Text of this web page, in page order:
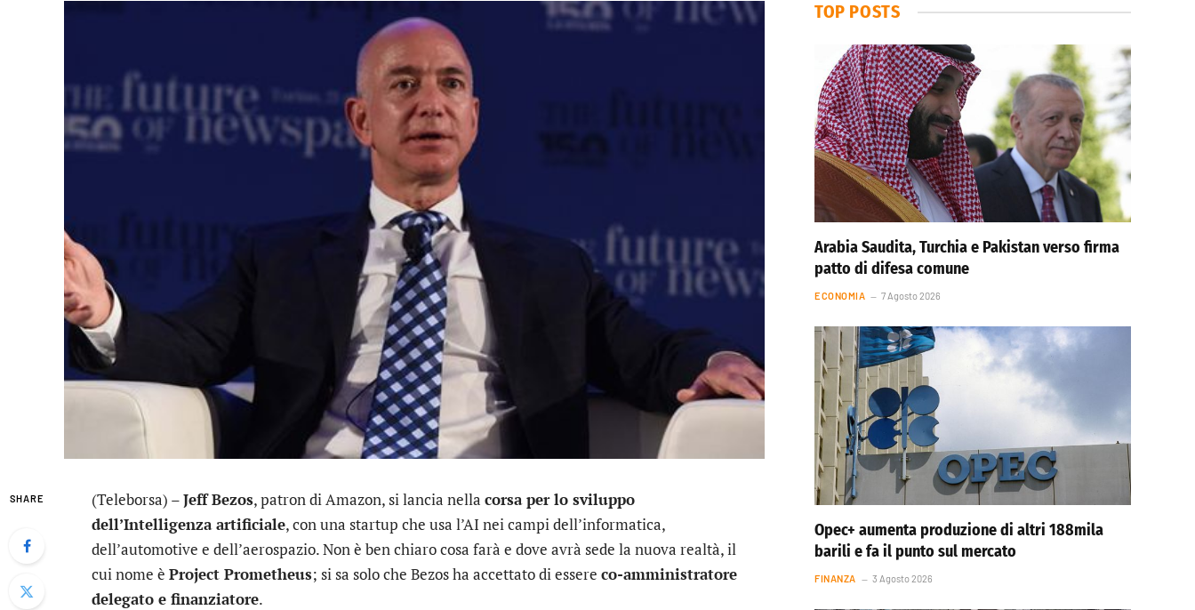
SHARE (Teleborsa) –Jeff Bezos, patron diAmazon, si lancia nella corsa per lo sviluppo
dell’Intelligenza artificiale, con una startup che usa l’AI nei campi dell’informatica,
dell’automotive e dell’aerospazio. Non è ben chiaro cosa farà e dove avrà sede la nuova realtà, il
cui nome è Project Prometheus; si sa solo che Bezos ha accettato di essere co-amministratore
delegato e finanziatore.
TOP POSTS
Arabia Saudita, Turchia e Pakistan verso firma
patto di difesa comune
ECONOMIA 7 Agosto 2026
Opec+ aumenta produzione di altri 188mila
barili e fa il punto sul mercato
FINANZA 3 Agosto 2026